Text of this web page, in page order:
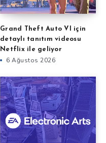
Grand Theft Auto VI için
detaylı tanıtım videosu
Netflix ile geliyor
6 Ağustos 2026